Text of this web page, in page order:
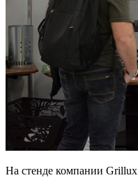
На стенде компании Grillux